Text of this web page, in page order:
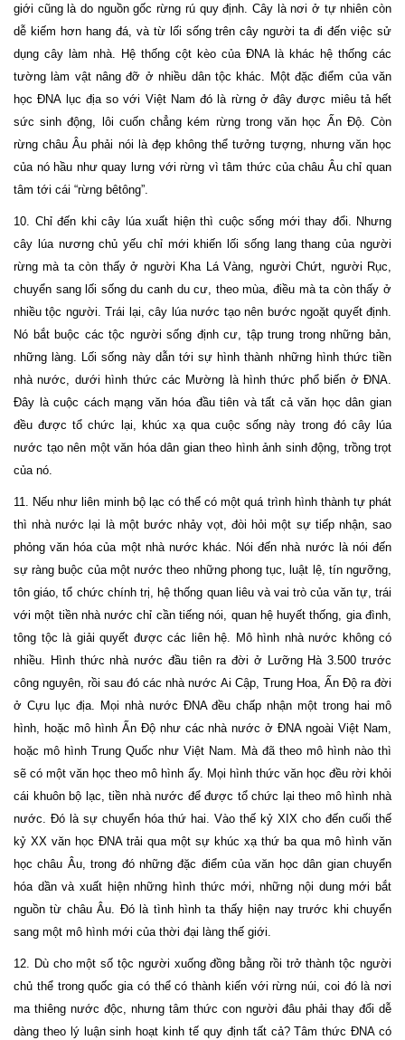
giới cũng là do nguồn gốc rừng rú quy định. Cây là nơi ở tự nhiên còn
dễ kiếm hơn hang đá, và từ lối sống trên cây người ta đi đến việc sử
dụng cây làm nhà. Hệ thống cột kèo của ĐNA là khác hệ thống các
tường làm vật nâng đỡ ở nhiều dân tộc khác. Một đặc điểm của văn
học ĐNA lục địa so với Việt Nam đó là rừng ở đây được miêu tả hết
sức sinh động, lôi cuốn chẳng kém rừng trong văn học Ấn Độ. Còn
rừng châu Âu phải nói là đẹp không thể tưởng tượng, nhưng văn học
của nó hầu như quay lưng với rừng vì tâm thức của châu Âu chỉ quan
tâm tới cái “rừng bêtông”.
10. Chỉ đến khi cây lúa xuất hiện thì cuộc sống mới thay đổi. Nhưng
cây lúa nương chủ yếu chỉ mới khiến lối sống lang thang của người
rừng mà ta còn thấy ở người Kha Lá Vàng, người Chứt, người Rục,
chuyển sang lối sống du canh du cư, theo mùa, điều mà ta còn thấy ở
nhiều tộc người. Trái lại, cây lúa nước tạo nên bước ngoặt quyết định.
Nó bắt buộc các tộc người sống định cư, tập trung trong những bản,
những làng. Lối sống này dẫn tới sự hình thành những hình thức tiền
nhà nước, dưới hình thức các Mường là hình thức phổ biến ở ĐNA.
Đây là cuộc cách mạng văn hóa đầu tiên và tất cả văn học dân gian
đều được tổ chức lại, khúc xạ qua cuộc sống này trong đó cây lúa
nước tạo nên một văn hóa dân gian theo hình ảnh sinh động, trồng trọt
của nó.
11. Nếu như liên minh bộ lạc có thể có một quá trình hình thành tự phát
thì nhà nước lại là một bước nhảy vọt, đòi hỏi một sự tiếp nhận, sao
phỏng văn hóa của một nhà nước khác. Nói đến nhà nước là nói đến
sự ràng buộc của một nước theo những phong tục, luật lệ, tín ngưỡng,
tôn giáo, tổ chức chính trị, hệ thống quan liêu và vai trò của văn tự, trái
với một tiền nhà nước chỉ cần tiếng nói, quan hệ huyết thống, gia đình,
tông tộc là giải quyết được các liên hệ. Mô hình nhà nước không có
nhiều. Hình thức nhà nước đầu tiên ra đời ở Lưỡng Hà 3.500 trước
công nguyên, rồi sau đó các nhà nước Ai Cập, Trung Hoa, Ấn Độ ra đời
ở Cựu lục địa. Mọi nhà nước ĐNA đều chấp nhận một trong hai mô
hình, hoặc mô hình Ấn Độ như các nhà nước ở ĐNA ngoài Việt Nam,
hoặc mô hình Trung Quốc như Việt Nam. Mà đã theo mô hình nào thì
sẽ có một văn học theo mô hình ấy. Mọi hình thức văn học đều rời khỏi
cái khuôn bộ lạc, tiền nhà nước để được tổ chức lại theo mô hình nhà
nước. Đó là sự chuyển hóa thứ hai. Vào thế kỷ XIX cho đến cuối thế
kỷ XX văn học ĐNA trải qua một sự khúc xạ thứ ba qua mô hình văn
học châu Âu, trong đó những đặc điểm của văn học dân gian chuyển
hóa dần và xuất hiện những hình thức mới, những nội dung mới bắt
nguồn từ châu Âu. Đó là tình hình ta thấy hiện nay trước khi chuyển
sang một mô hình mới của thời đại làng thế giới.
12. Dù cho một số tộc người xuống đồng bằng rồi trở thành tộc người
chủ thể trong quốc gia có thể có thành kiến với rừng núi, coi đó là nơi
ma thiêng nước độc, nhưng tâm thức con người đâu phải thay đổi dễ
dàng theo lý luận sinh hoạt kinh tế quy định tất cả? Tâm thức ĐNA có